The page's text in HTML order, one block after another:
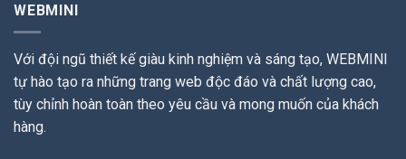
WEBMINI
Với đội ngũ thiết kế giàu kinh nghiệm và sáng tạo, WEBMINI
tự hào tạo ra những trang web độc đáo và chất lượng cao,
tùy chỉnh hoàn toàn theo yêu cầu và mong muốn của khách
hàng.